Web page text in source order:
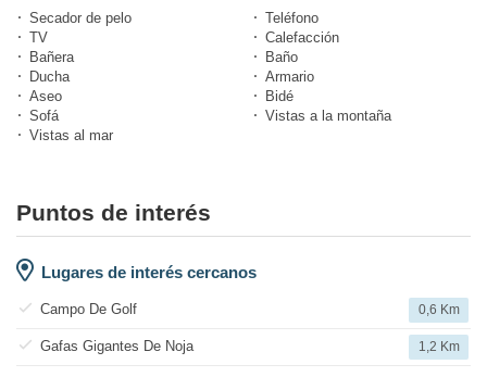
Secador de pelo
Teléfono
TV
Calefacción
Bañera
Baño
Ducha
Armario
Aseo
Bidé
Sofá
Vistas a la montaña
Vistas al mar
Puntos de interés
Lugares de interés cercanos
Campo De Golf 0,6 Km
Gafas Gigantes De Noja 1,2 Km